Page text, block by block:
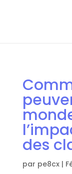
des
par pe8cx|